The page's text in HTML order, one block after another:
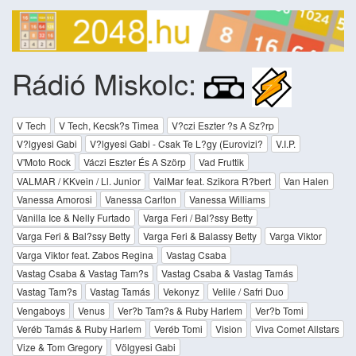
Rádió Miskolc:
V Tech V Tech, Kecsk?s Timea
V?czi Eszter ?s A Sz?rp
V?lgyesi Gabi
V?lgyesi Gabi - Csak Te L?gy (Eurovizi?
V.I.P.
V'Moto Rock
Váczi Eszter És A Szörp
Vad Fruttik
VALMAR / KKvein / Ll. Junior
ValMar feat. Szikora R?bert
Van Halen
Vanessa Amorosi
Vanessa Carlton
Vanessa Williams
Vanilla Ice & Nelly Furtado
Varga Feri / Bal?ssy Betty
Varga Feri & Bal?ssy Betty
Varga Feri & Balassy Betty
Varga Viktor
Varga Viktor feat. Zabos Regina
Vastag Csaba
Vastag Csaba & Vastag Tam?s
Vastag Csaba & Vastag Tamás
Vastag Tam?s
Vastag Tamás Vekonyz
Velile / Safri Duo
Vengaboys
Venus Ver?b Tam?s & Ruby Harlem
Ver?b Tomi
Veréb Tamás & Ruby Harlem
Veréb Tomi Vision
Viva Comet Allstars
Vize & Tom Gregory
Völgyesi Gabi